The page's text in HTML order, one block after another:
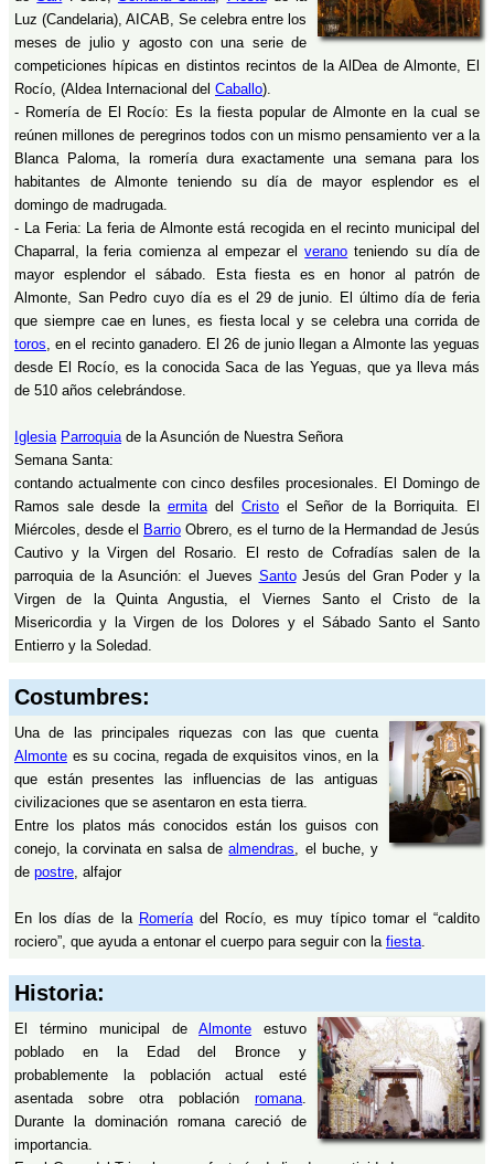
Luz (Candelaria), AICAB, Se celebra entre los
meses de julio y agosto con una serie de
competiciones hípicas en distintos recintos de la AlDea de Almonte, El
Rocío, (Aldea Internacional del Caballo).
- Romería de El Rocío: Es la fiesta popular de Almonte en la cual se
reúnen millones de peregrinos todos con un mismo pensamiento ver a la
Blanca Paloma, la romería dura exactamente una semana para los
habitantes de Almonte teniendo su día de mayor esplendor es el
domingo de madrugada.
- La Feria: La feria de Almonte está recogida en el recinto municipal del
Chaparral, la feria comienza al empezar elverano teniendo su día de
mayor esplendor el sábado. Esta fiesta es en honor al patrón de
Almonte, San Pedro cuyo día es el 29 de junio. El último día de feria
que siempre cae en lunes, es fiesta local y se celebra una corrida de
toros, en el recinto ganadero. El 26 de junio llegan a Almonte las yeguas
desde El Rocío, es la conocida Saca de las Yeguas, que ya lleva más
de 510 años celebrándose.
Iglesia Parroquiade la Asunción de Nuestra Señora
Semana Santa:
contando actualmente con cinco desfiles procesionales. El Domingo de
Ramos sale desde la ermitadelCristo el Señor de la Borriquita. El
Miércoles, desde el Barrio Obrero, es el turno de la Hermandad de Jesús
Cautivo y la Virgen del Rosario. El resto de Cofradías salen de la
parroquia de la Asunción: el Jueves SantoJesús del Gran Poder y la
Virgen de la Quinta Angustia, el Viernes Santo el Cristo de la
Misericordia y la Virgen de los Dolores y el Sábado Santo el Santo
Entierro y la Soledad.
Costumbres:
Una de las principales riquezas con las que cuenta
Almonte es su cocina, regada de exquisitos vinos, en la
que están presentes las influencias de las antiguas
civilizaciones que se asentaron en esta tierra.
Entre los platos más conocidos están los guisos con
conejo, la corvinata en salsa dealmendras, el buche, y
de postre, alfajor
En los días de la Romeríadel Rocío, es muy típico tomar el “caldito
rociero”, que ayuda a entonar el cuerpo para seguir con la fiesta.
Historia:
El término municipal deAlmonte estuvo
poblado en la Edad del Bronce y
probablemente la población actual esté
asentada sobre otra poblaciónromana.
Durante la dominación romana careció de
importancia.